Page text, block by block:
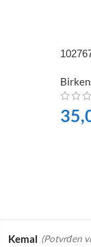
Kemal (Potvrđen